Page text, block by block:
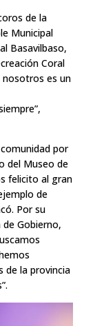
de la
Municipal
Basavilbaso,
Coral
nosotros es un
por
del Museo de
felicito al gran
de
Por su
Gobierno,
de la provincia